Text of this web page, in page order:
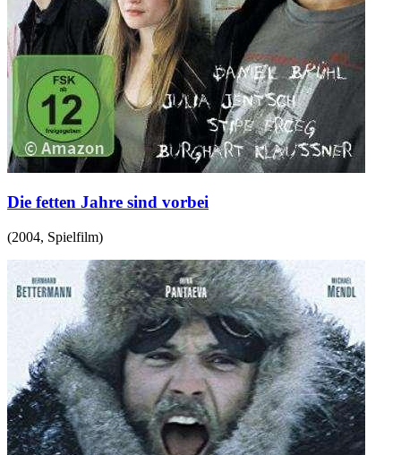
Die fetten Jahre sind vorbei
(2004, Spielfilm)